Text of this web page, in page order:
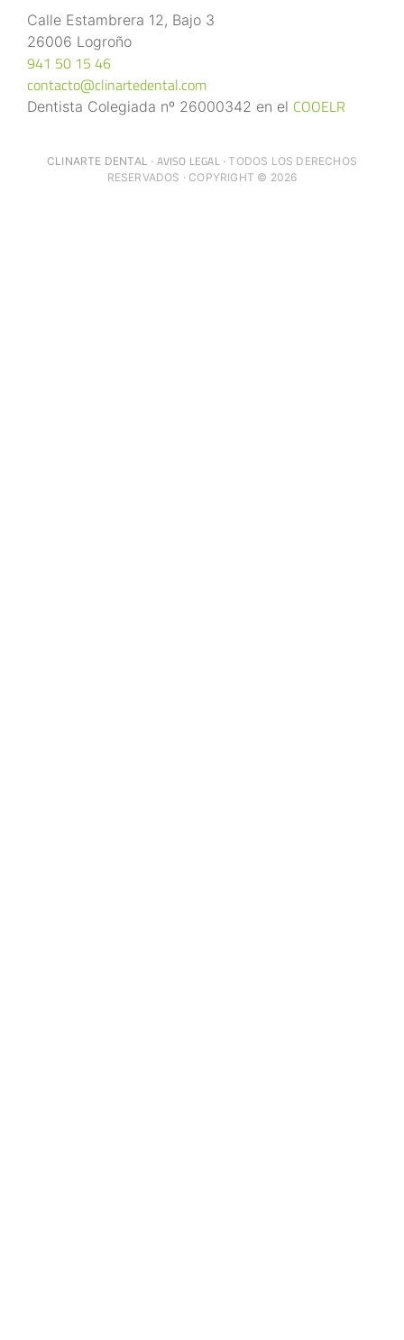
Calle Estambrera 12, Bajo 3
26006 Logroño
941 50 15 46
contacto@clinartedental.com
Dentista Colegiada nº 26000342 en el COOELR
CLINARTE DENTAL · AVISO LEGAL· TODOS LOS DERECHOS
RESERVADOS · COPYRIGHT © 2026